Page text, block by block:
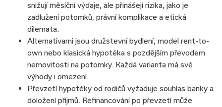
snižují měsíční výdaje, ale přinášejí rizika, jako je
zadlužení potomků, právní komplikace a etická
dilemata.
Alternativami jsou družstevní bydlení, model rent-to-
own nebo klasická hypotéka s pozdějším převodem
nemovitosti na potomky. Každá varianta má své
výhody i omezení.
Převzetí hypotéky od rodičů vyžaduje souhlas banky a
doložení příjmů. Refinancování po převzetí může